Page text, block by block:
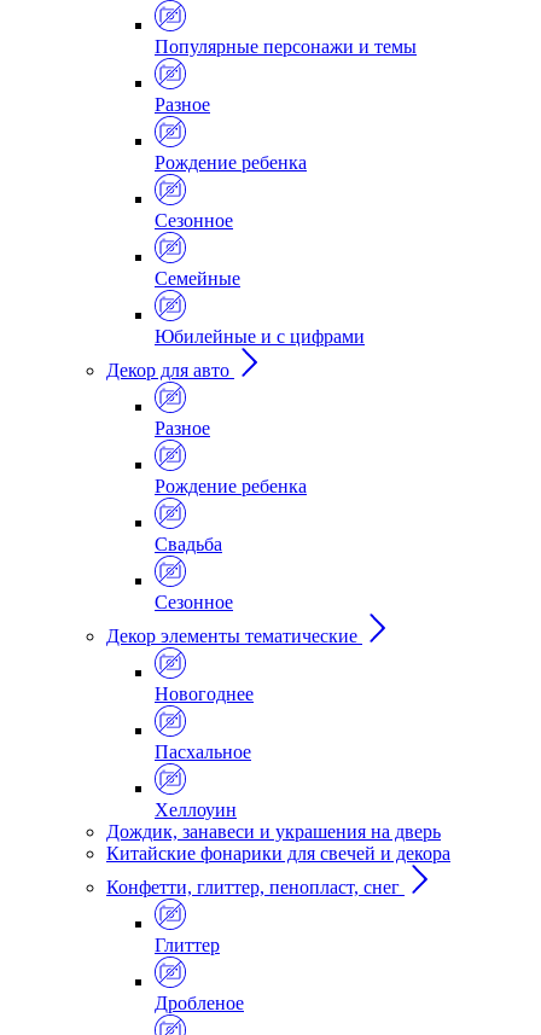
Популярные персонажи и темы
Разное
Рождение ребенка
Сезонное
Семейные
Юбилейные и с цифрами
Декор для авто
Разное
Рождение ребенка
Свадьба
Сезонное
Декор элементы тематические
Новогоднее
Пасхальное
Хеллоуин
Дождик, занавеси и украшения на дверь
Китайские фонарики для свечей и декора
Конфетти, глиттер, пенопласт, снег
Глиттер
Дробленое